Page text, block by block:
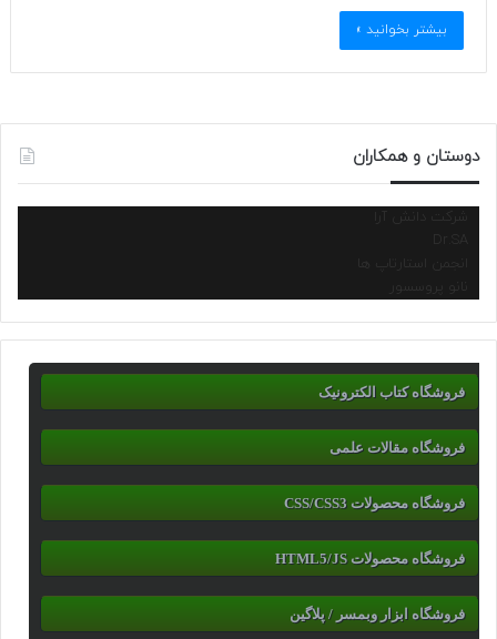
بیشتر بخوانید »
دوستان و همکاران
شرکت دانش آرا
انجمن استارتاپ ها
نانو پروسسور
فروشگاه کتاب الکترونیک
فروشگاه مقالات علمی
فروشگاه محصولات CSS/CSS3
فروشگاه محصولات HTML5/JS
فروشگاه ابزار وبمسر / پلاگین